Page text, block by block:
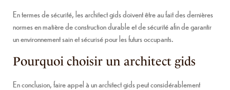
En termes de sécurité, les architect gids doivent être au fait des dernières
normes en matière de construction durable et de sécurité afin de garantir
un environnement sain et sécurisé pour les futurs occupants.
Pourquoi choisir un architect gids
En conclusion, faire appel à un architect gids peut considérablement